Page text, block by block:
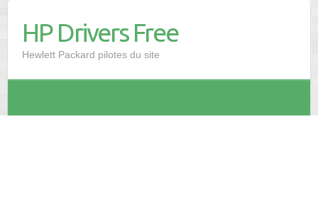
HP Drivers Free
Hewlett Packard pilotes du site